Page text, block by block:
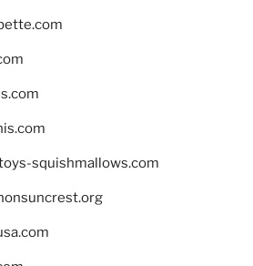
squishmallows.com